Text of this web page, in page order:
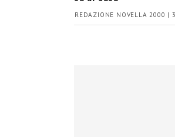
REDAZIONE NOVELLA 2000 |